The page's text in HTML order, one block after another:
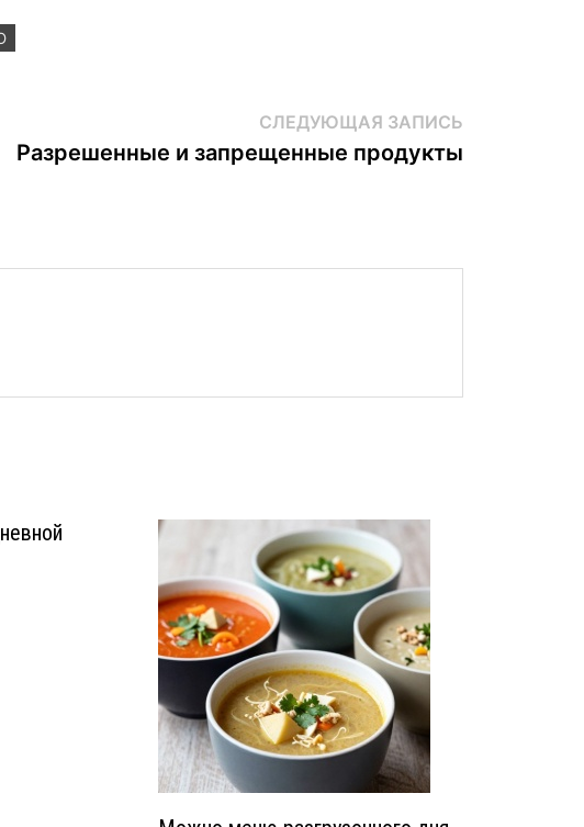
СЛЕДУЮЩАЯ ЗАПИСЬСледующая
запись:
Разрешенные и запрещенные продукты